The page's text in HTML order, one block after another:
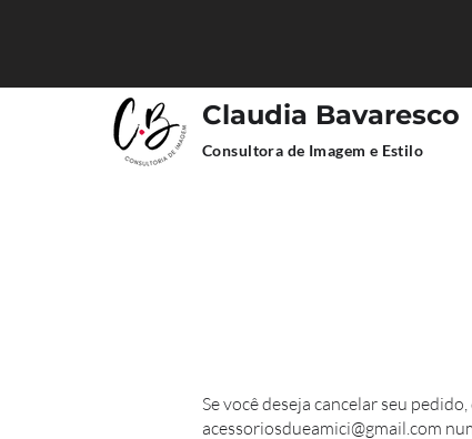
Claudia Bavaresco
Consultora de Imagem e Estilo
Se você deseja cancelar seu
acessoriosdueamici@gmail.com